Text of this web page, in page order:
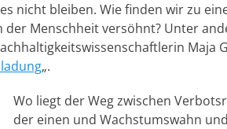
nicht bleiben. Wie finden wir zu
Menschheit versöhnt? Unter
Maja
„.
Wo liegt der Weg zwischen
der einen und Wachstumswahn